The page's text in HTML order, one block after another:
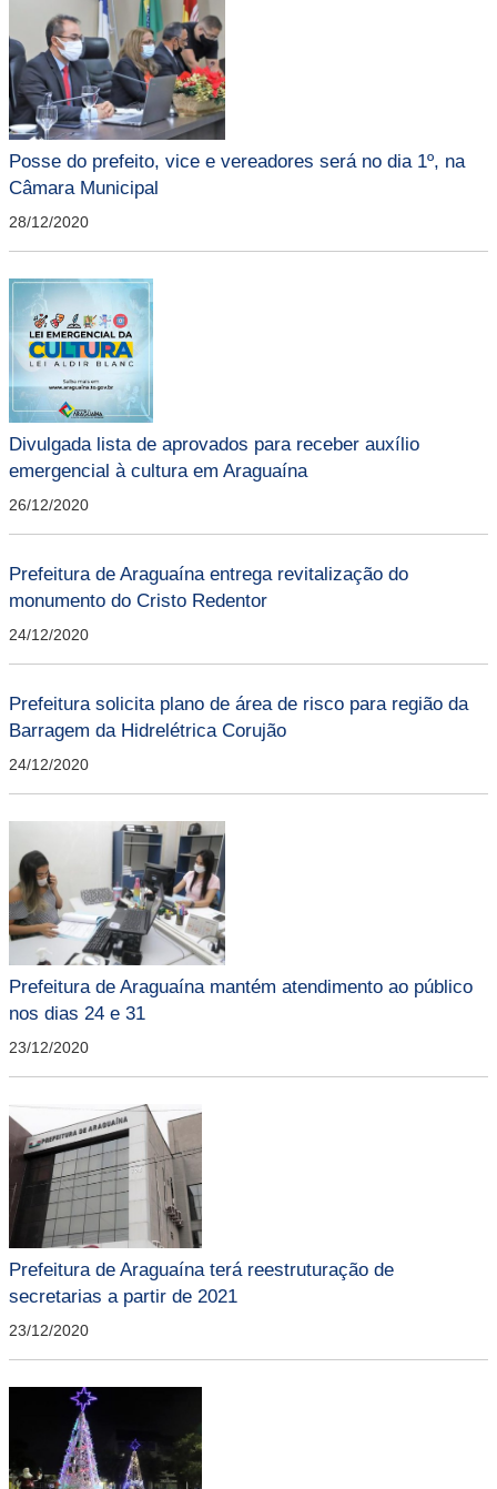
Posse do prefeito, vice e vereadores será no dia 1º, na
Câmara Municipal
28/12/2020
Divulgada lista de aprovados para receber auxílio
emergencial à cultura em Araguaína
26/12/2020
Prefeitura de Araguaína entrega revitalização do
monumento do Cristo Redentor
24/12/2020
Prefeitura solicita plano de área de risco para região da
Barragem da Hidrelétrica Corujão
24/12/2020
Prefeitura de Araguaína mantém atendimento ao público
nos dias 24 e 31
23/12/2020
Prefeitura de Araguaína terá reestruturação de
secretarias a partir de 2021
23/12/2020